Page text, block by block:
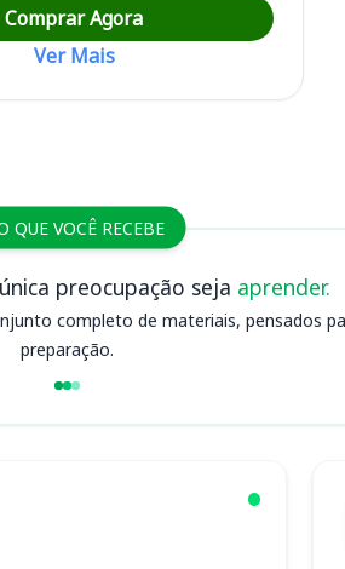
Comprar Agora
Ver Mais
QUE VOCÊ RECEBE
preocupação seja aprender.
completo de materiais, pensados
preparação.